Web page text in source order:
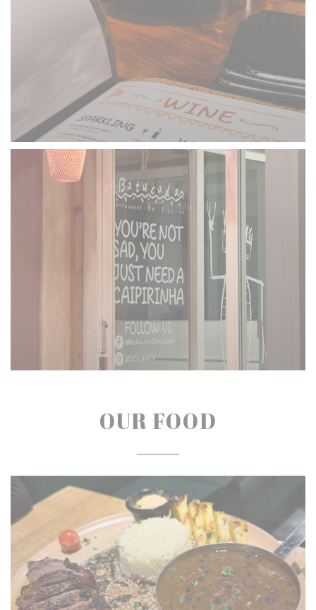
OUR FOOD